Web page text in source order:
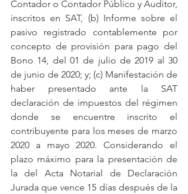
Contador o Contador Público y Auditor,
inscritos en SAT, (b) Informe sobre el
pasivo registrado contablemente por
concepto de provisión para pago del
Bono 14, del 01 de julio de 2019 al 30
de junio de 2020; y; (c) Manifestación de
haber presentado ante la SAT
declaración de impuestos del régimen
donde se encuentre inscrito el
contribuyente para los meses de marzo
2020 a mayo 2020. Considerando el
plazo máximo para la presentación de
la del Acta Notarial de Declaración
Jurada que vence 15 días después de la